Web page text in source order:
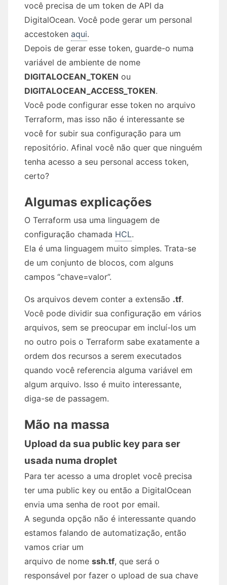
você precisa de um token de API da
DigitalOcean. Você pode gerar um personal
accestoken aqui.
Depois de gerar esse token, guarde-o numa
variável de ambiente de nome
DIGITALOCEAN_TOKEN ou
DIGITALOCEAN_ACCESS_TOKEN.
Você pode configurar esse token no arquivo
Terraform, mas isso não é interessante se
você for subir sua configuração para um
repositório. Afinal você não quer que ninguém
tenha acesso a seu personal access token,
certo?
Algumas explicações
O Terraform usa uma linguagem de
configuração chamada HCL.
Ela é uma linguagem muito simples. Trata-se
de um conjunto de blocos, com alguns
campos “chave=valor”.
Os arquivos devem conter a extensão .tf.
Você pode dividir sua configuração em vários
arquivos, sem se preocupar em incluí-los um
no outro pois o Terraform sabe exatamente a
ordem dos recursos a serem executados
quando você referencia alguma variável em
algum arquivo. Isso é muito interessante,
diga-se de passagem.
Mão na massa
Upload da sua public key para ser
usada numa droplet
Para ter acesso a uma droplet você precisa
ter uma public key ou então a DigitalOcean
envia uma senha de root por email.
A segunda opção não é interessante quando
estamos falando de automatização, então
vamos criar um
arquivo de nome ssh.tf, que será o
responsável por fazer o upload de sua chave